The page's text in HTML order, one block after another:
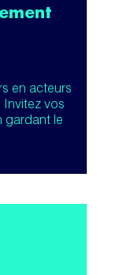
en acteurs
Invitez vos
gardant le